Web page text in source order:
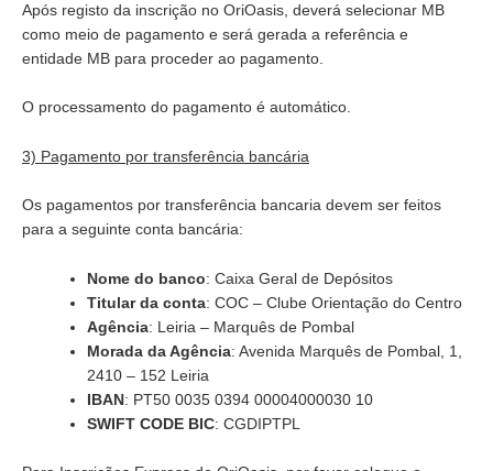
Após registo da inscrição no OriOasis, deverá selecionar MB
como meio de pagamento e será gerada a referência e
entidade MB para proceder ao pagamento.
O processamento do pagamento é automático.
3) Pagamento por transferência bancária
Os pagamentos por transferência bancaria devem ser feitos
para a seguinte conta bancária:
Nome do banco: Caixa Geral de Depósitos
Titular da conta: COC – Clube Orientação do Centro
Agência: Leiria – Marquês de Pombal
Morada da Agência: Avenida Marquês de Pombal, 1,
2410 – 152 Leiria
IBAN: PT50 0035 0394 00004000030 10
SWIFT CODE BIC: CGDIPTPL